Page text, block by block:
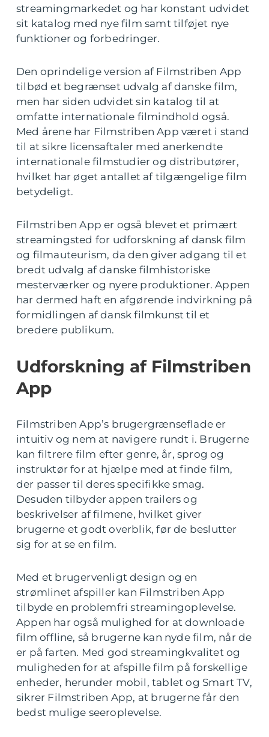
streamingmarkedet og har konstant udvidet
sit katalog med nye film samt tilføjet nye
funktioner og forbedringer.
Den oprindelige version af Filmstriben App
tilbød et begrænset udvalg af danske film,
men har siden udvidet sin katalog til at
omfatte internationale filmindhold også.
Med årene har Filmstriben App været i stand
til at sikre licensaftaler med anerkendte
internationale filmstudier og distributører,
hvilket har øget antallet af tilgængelige film
betydeligt.
Filmstriben App er også blevet et primært
streamingsted for udforskning af dansk film
og filmauteurism, da den giver adgang til et
bredt udvalg af danske filmhistoriske
mesterværker og nyere produktioner. Appen
har dermed haft en afgørende indvirkning på
formidlingen af dansk filmkunst til et
bredere publikum.
Udforskning af Filmstriben
App
Filmstriben App’s brugergrænseflade er
intuitiv og nem at navigere rundt i. Brugerne
kan filtrere film efter genre, år, sprog og
instruktør for at hjælpe med at finde film,
der passer til deres specifikke smag.
Desuden tilbyder appen trailers og
beskrivelser af filmene, hvilket giver
brugerne et godt overblik, før de beslutter
sig for at se en film.
Med et brugervenligt design og en
strømlinet afspiller kan Filmstriben App
tilbyde en problemfri streamingoplevelse.
Appen har også mulighed for at downloade
film offline, så brugerne kan nyde film, når de
er på farten. Med god streamingkvalitet og
muligheden for at afspille film på forskellige
enheder, herunder mobil, tablet og Smart TV,
sikrer Filmstriben App, at brugerne får den
bedst mulige seeroplevelse.